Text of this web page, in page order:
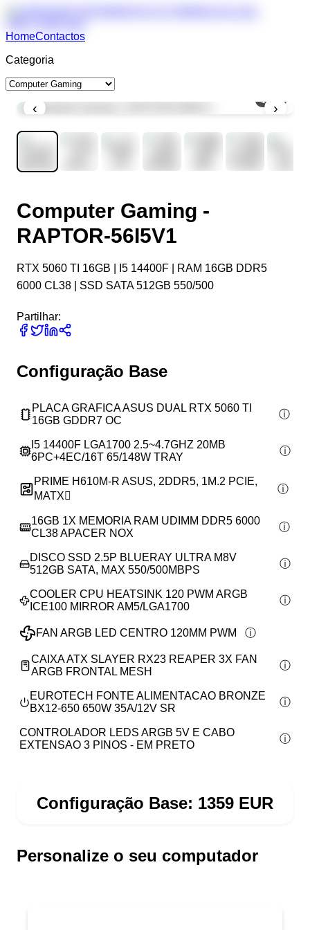
HomeContactos
Categoria
‹ ›
1/
Computer Gaming -
RAPTOR-56I5V1
RTX 5060 TI 16GB | I5 14400F | RAM 16GB DDR5
6000 CL38 | SSD SATA 512GB 550/500
Partilhar:
Configuração Base
PLACA GRAFICA ASUS DUAL RTX 5060 TI
16GB GDDR7 OC
I5 14400F LGA1700 2.5~4.7GHZ 20MB
6PC+4EC/16T 65/148W TRAY
PRIME H610M-R ASUS, 2DDR5, 1M.2 PCIE,
MATX
16GB 1X MEMORIA RAM UDIMM DDR5 6000
CL38 APACER NOX
DISCO SSD 2.5P BLUERAY ULTRA M8V
512GB SATA, MAX 550/500MBPS
COOLER CPU HEATSINK 120 PWM ARGB
ICE100 MIRROR AM5/LGA1700
FAN ARGB LED CENTRO 120MM PWM
CAIXA ATX SLAYER RX23 REAPER 3X FAN
ARGB FRONTAL MESH
EUROTECH FONTE ALIMENTACAO BRONZE
BX12-650 650W 35A/12V SR
CONTROLADOR LEDS ARGB 5V E CABO
EXTENSAO 3 PINOS - EM PRETO
Configuração Base: 1359 EUR
Personalize o seu computador